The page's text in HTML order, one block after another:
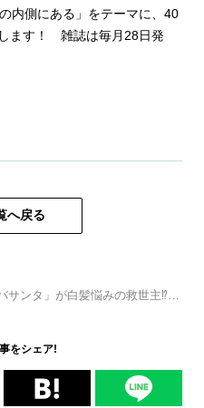
内側にある」をテーマに、40
ます！ 雑誌は毎月28日発
へ戻る
サンタ」が白髪悩みの救世主⁉
をシェア!